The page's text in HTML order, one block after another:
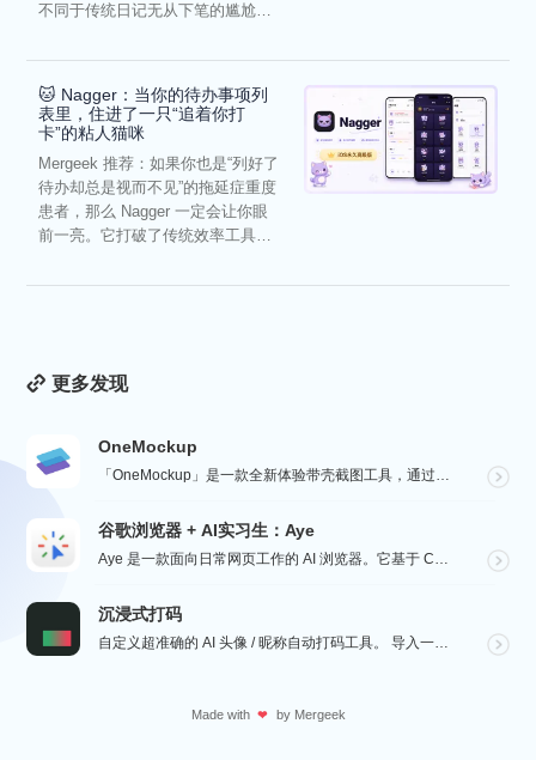
不同于传统日记无从下笔的尴尬，
🐱 Nagger：当你的待办事项列
表里，住进了一只“追着你打
卡”的粘人猫咪
Mergeek 推荐：如果你也是“列好了
待办却总是视而不见”的拖延症重度
患者，那么 Nagger 一定会让你眼
前一亮。它打破了传统效率工具冰
更多发现
OneMockup
「OneMockup」是一款全新体验带壳截图工具，通过导入个人照片和丰富的设备模型，用户可以轻松创建...
谷歌浏览器 + AI实习生：Aye
Aye 是一款面向日常网页工作的 AI 浏览器。它基于 Chromium 构建，保留接近谷歌浏览器的...
沉浸式打码
自定义超准确的 AI 头像 / 昵称自动打码工具。 导入一张微信聊天截图，或者抖音/小红书/微博评论...
Made with ❤ by Mergeek